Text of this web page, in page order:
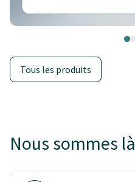
Tous les produits
Nous sommes